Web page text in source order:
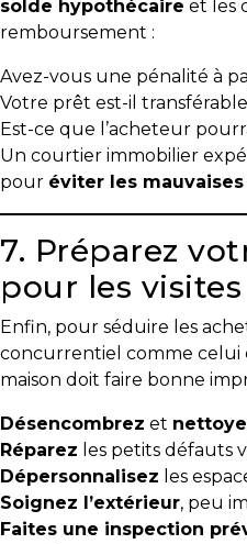
solde hypothécaire et les
remboursement :
Avez-vous une pénalité à
Votre prêt est-il
Est-ce que l’acheteur
Un courtier immobilier
pour éviter les
7. Préparez
pour les visites
Enfin, pour séduire les
concurrentiel comme celui
maison doit faire bonne
Désencombrez et
Réparez les petits défauts
Dépersonnalisez les
Soignez l’extérieur, peu
Faites une inspection